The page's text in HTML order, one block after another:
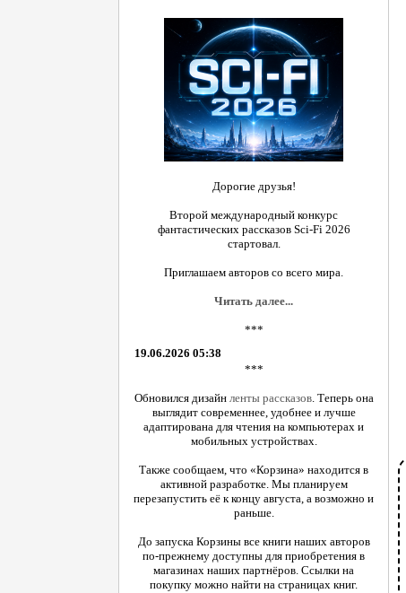
Дорогие друзья!
Второй международный конкурс
фантастических рассказов Sci-Fi 2026
стартовал.
Приглашаем авторов со всего мира.
Читать далее...
***
19.06.2026 05:38
***
Обновился дизайн ленты рассказов. Теперь она
выглядит современнее, удобнее и лучше
адаптирована для чтения на компьютерах и
мобильных устройствах.
Также сообщаем, что «Корзина» находится в
активной разработке. Мы планируем
перезапустить её к концу августа, а возможно и
раньше.
До запуска Корзины все книги наших авторов
по-прежнему доступны для приобретения в
магазинах наших партнёров. Ссылки на
покупку можно найти на страницах книг.